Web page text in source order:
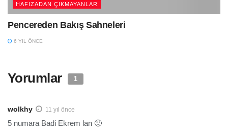
HAFIZADAN ÇIKMAYANLAR
Pencereden Bakış Sahneleri
6 YIL ÖNCE
Yorumlar 1
wolkhy 11 yıl önce
5 numara Badi Ekrem lan 🙂